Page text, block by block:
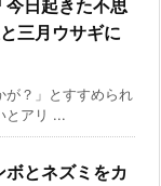
日起きた不思
三月ウサギに
が？」とすすめられ
とアリ ...
とネズミをカ